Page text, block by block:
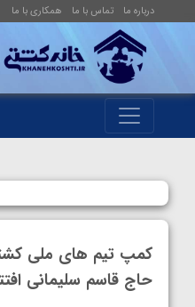
درباره ما تماس با ما همکاری با ما
کمپ تیم های ملی
حاج قاسم سلیمانی